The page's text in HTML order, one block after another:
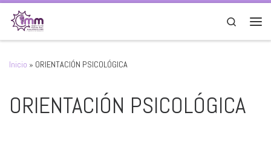
Saltar al contenido
Search
Inicio » ORIENTACIÓN PSICOLÓGICA
ORIENTACIÓN PSICOLÓGICA